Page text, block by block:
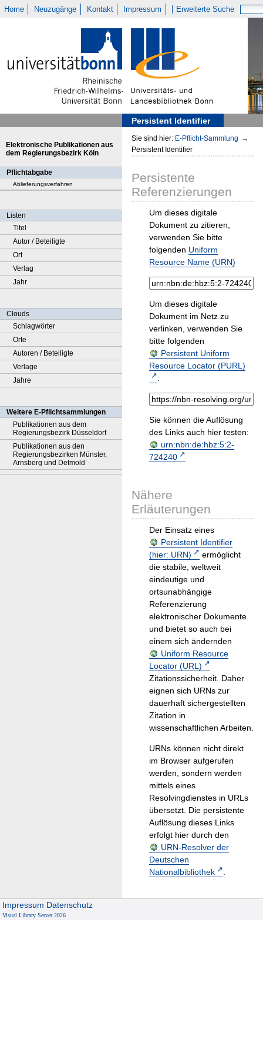
Home Neuzugänge Kontakt Impressum Erweiterte Suche
Persistent Identifier
Elektronische Publikationen aus
dem Regierungsbezirk Köln
Pflichtabgabe
Ablieferungsverfahren
Listen
Titel
Autor / Beteiligte
Ort
Verlag
Jahr
Clouds
Schlagwörter
Orte
Autoren / Beteiligte
Verlage
Jahre
Weitere E-Pflichtsammlungen
Publikationen aus dem
Regierungsbezirk Düsseldorf
Publikationen aus den
Regierungsbezirken Münster,
Arnsberg und Detmold
Sie sind hier: E-Pflicht-Sammlung →
Persistent Identifier
Persistente
Referenzierungen
Um dieses digitale
Dokument zu zitieren,
verwenden Sie bitte
folgenden Uniform
Resource Name (URN)
Um dieses digitale
Dokument im Netz zu
verlinken, verwenden Sie
bitte folgenden
Persistent Uniform
Resource Locator (PURL)
:
Sie können die Auflösung
des Links auch hier testen:
urn:nbn:de:hbz:5:2-
724240
Nähere
Erläuterungen
Der Einsatz eines
Persistent Identifier
(hier: URN)
ermöglicht
die stabile, weltweit
eindeutige und
ortsunabhängige
Referenzierung
elektronischer Dokumente
und bietet so auch bei
einem sich ändernden
Uniform Resource
Locator (URL)
Zitationssicherheit. Daher
eignen sich URNs zur
dauerhaft sichergestellten
Zitation in
wissenschaftlichen Arbeiten.
URNs können nicht direkt
im Browser aufgerufen
werden, sondern werden
mittels eines
Resolvingdienstes in URLs
übersetzt. Die persistente
Auflösung dieses Links
erfolgt hier durch den
URN-Resolver der
Deutschen
Nationalbibliothek
.
Impressum Datenschutz
Visual Library Server 2026